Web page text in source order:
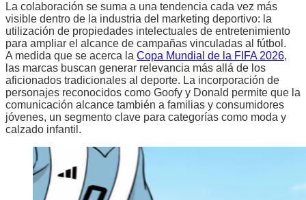
La colaboración se suma a una tendencia cada vez más
visible dentro de la industria del marketing deportivo: la
utilización de propiedades intelectuales de entretenimiento
para ampliar el alcance de campañas vinculadas al fútbol.
A medida que se acerca la Copa Mundial de la FIFA 2026,
las marcas buscan generar relevancia más allá de los
aficionados tradicionales al deporte. La incorporación de
personajes reconocidos como Goofy y Donald permite que la
comunicación alcance también a familias y consumidores
jóvenes, un segmento clave para categorías como moda y
calzado infantil.